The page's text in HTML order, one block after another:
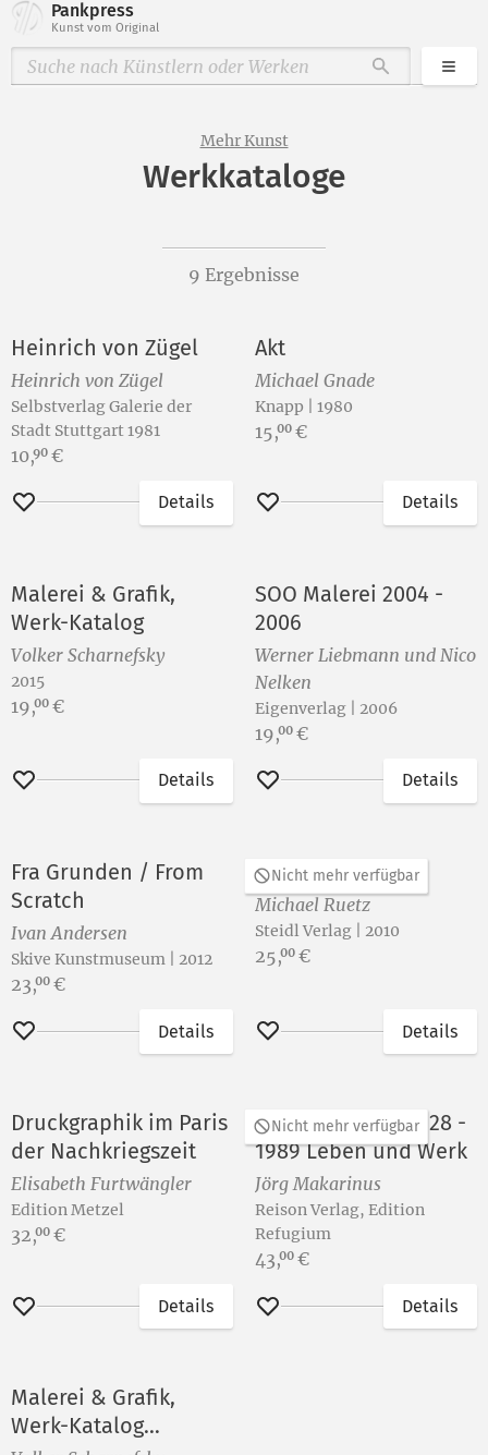
Pankpress
Kunst vom Original
Mehr Kunst
Werkkataloge
9 Ergebnisse
Heinrich von Zügel
Heinrich von Zügel
Selbstverlag Galerie der
Stadt Stuttgart 1981
Preis:
10,90 €
Merken
Details
Akt
Michael Gnade
Knapp | 1980
Preis:
15,00 €
Merken
Details
Malerei & Grafik,
Werk-Katalog
Volker Scharnefsky
2015
Preis:
19,00 €
Merken
Details
SOO Malerei 2004 -
2006
Werner Liebmann und Nico
Nelken
Eigenverlag | 2006
Preis:
19,00 €
Merken
Details
Fra Grunden / From
Scratch
Ivan Andersen
Skive Kunstmuseum | 2012
Preis:
23,00 €
Merken
Details
Nicht mehr verfügbar
Eye on time
Michael Ruetz
Steidl Verlag | 2010
Preis:
25,00 €
Merken
Details
Druckgraphik im Paris
der Nachkriegszeit
Elisabeth Furtwängler
Edition Metzel
Preis:
32,00 €
Merken
Details
Nicht mehr verfügbar
Ernst Schröder 1928 -
1989 Leben und Werk
Jörg Makarinus
Reison Verlag, Edition
Refugium
Preis:
43,00 €
Merken
Details
Malerei & Grafik,
Werk-Katalog